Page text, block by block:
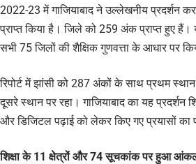
2022-23 में गाजियाबाद ने उल्लेखनीय प्रदर्शन
प्राप्त किया है। जिले को 259 अंक प्राप्त हुए
सभी 75 जिलों की शैक्षिक गुणवत्ता के आधार पर
रिपोर्ट में झांसी को 287 अंकों के साथ प्रथम स्थान
दूसरे स्थान पर रहा। गाजियाबाद का यह प्रदर्शन
और डिजिटल पढ़ाई को लेकर किए गए प्रयासों का
शिक्षा के 11 क्षेत्रों और 74 सूचकांक पर हुआ